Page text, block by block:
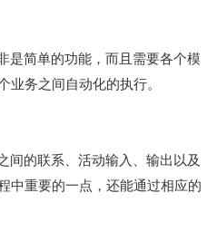
是简单的功能，而且需要各个模
务之间自动化的执行。
间的联系、活动输入、输出以及
中重要的一点，还能通过相应的